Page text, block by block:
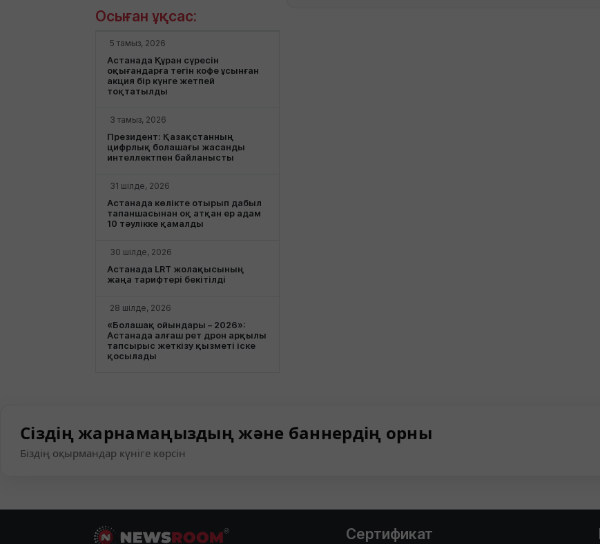
Осыған ұқсас:
5 тамыз, 2026
Астанада Құран сүресін
оқығандарға тегін кофе ұсынған
акция бір күнге жетпей
тоқтатылды
3 тамыз, 2026
Президент: Қазақстанның
цифрлық болашағы жасанды
интеллектпен байланысты
31 шілде, 2026
Астанада көлікте отырып дабыл
тапаншасынан оқ атқан ер адам
10 тәулікке қамалды
30 шілде, 2026
Астанада LRT жолақысының
жаңа тарифтері бекітілді
28 шілде, 2026
«Болашақ ойындары – 2026»:
Астанада алғаш рет дрон арқылы
тапсырыс жеткізу қызметі іске
қосылады
Сіздің жарнамаңыздың және баннердің орны
Біздің оқырмандар күніге көрсін
Сертификат